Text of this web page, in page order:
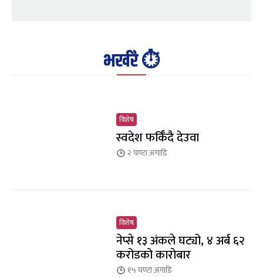
भर्खरै ⏱️
विशेष
स्वदेश फर्किँदै देउवा
२ घण्टाअगाडि
विशेष
नेप्से १३ अंकले घट्यो, ४ अर्ब ६२
करोडको कारोबार
१५ घण्टाअगाडि